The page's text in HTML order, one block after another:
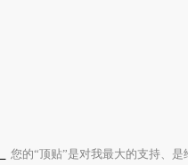
您的“顶贴”是对我最大的支持、